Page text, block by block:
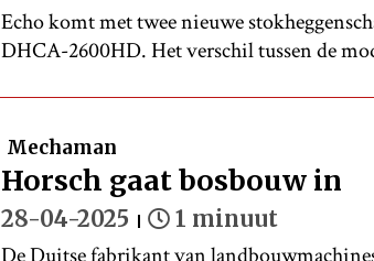
Echo komt met twee nieuwe
DHCA-2600HD. Het verschil tussen de
Mechaman
Horsch gaat bosbouw in
28-04-2025 1 minuut